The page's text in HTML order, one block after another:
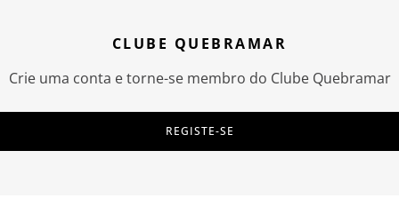
CLUBE QUEBRAMAR
Crie uma conta e torne-se membro do Clube Quebramar
REGISTE-SE